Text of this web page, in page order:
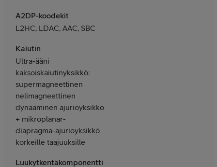
A2DP-koodekit
L2HC, LDAC, AAC, SBC
Kaiutin
Ultra-ääni
kaksoiskaiutinyksikkö:
supermagneettinen
nelimagneettinen
dynaaminen ajurioyksikkö
+ mikroplanar-
diapragma-ajurioyksikkö
korkeille taajuuksille
Luukytkentäkomponentti